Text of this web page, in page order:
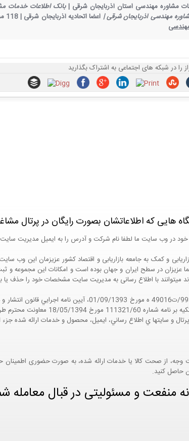
مشاوره مهندسی استان آذربایجان شرقی | بانک اطلاعات خدمات
مهندسی آذربایجان شرقی | اعضا اتحادیه آذربایجان شرقی |
را در شبکه های اجتماعی به اشتراک بگذارید
هایی که اطلاعاتشان بصورت رایگان در پرتال
در وب سایت ما لطفا نام شرکت و آدرس را به ایمیل مدیریت سایت
در سطح ایران و جهان بوده است و امکانات این مجموعه و
میتوانند با اطلاع رسانی به مدیریت سایت مشخصات خود را حذف یا
مواد 5 و 9 آيين نامه اجرايي
و سايتها ي اطلاع رساني، ايميل، محصول و خدمات ارائه شده جزء
وجه، از صحت کالا یا خدمات ارائه شده، به صورت حضوری اطمینان
حاصل کنید.
منفعت و مسئولیتی در قبال معامله